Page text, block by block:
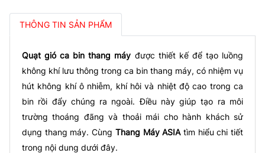
THÔNG TIN SẢN PHẨM
Quạt gió ca bin thang máy được thiết kế để tạo luồng
không khí lưu thông trong ca bin thang máy, có nhiệm vụ
hút không khí ô nhiễm, khí hôi và nhiệt độ cao trong ca
bin rồi đẩy chúng ra ngoài. Điều này giúp tạo ra môi
trường thoáng đãng và thoải mái cho hành khách sử
dụng thang máy. Cùng Thang Máy ASIAtìm hiểu chi tiết
trong nội dung dưới đây.